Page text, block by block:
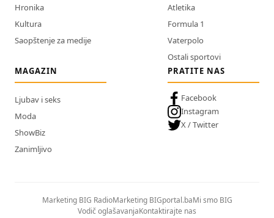
Hronika
Kultura
Saopštenje za medije
Atletika
Formula 1
Vaterpolo
Ostali sportovi
MAGAZIN
Ljubav i seks
Moda
ShowBiz
Zanimljivo
PRATITE NAS
Facebook
Instagram
X / Twitter
Marketing BIG RadioMarketing BIGportal.baMi smo BIG
Vodič oglašavanjaKontaktirajte nas